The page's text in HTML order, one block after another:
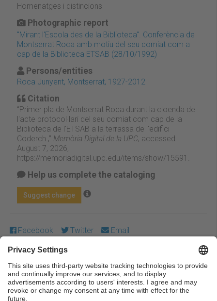
Homenatges i distincions
Photographic report
"Mirant l'Escola des de la Biblioteca". Conferència de
Montserrat Roca amb motiu del seu comiat com a
cap de la Biblioteca ETSAB (28/10/1992)
Persons/entities
Roca Junyent, Montserrat, 1927-2012
Citation
“Primer pla de Montserrat Roca durant la cloenda de
l'acte protocol·lari del seu comiat com cap de la
Biblioteca de l'ETSAB a la terrassa de l'edifici
Coderch.,” Memòria Digital de la UPC, accessed
August 7, 2026,
https://memoriadigital.upc.edu/items/show/15591
Help us complete the cataloging
Suggest change
Facebook Twitter Email
Except where otherwise noted, content on this work is
licensed under a Creative Commons license:Attribution-
NonCommercial-NoDerivs 3.0 Spain